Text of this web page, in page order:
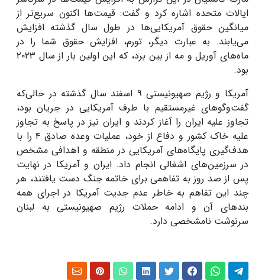
ایالات متحده اشاره کرد و گفت: قیمت‌ها اکنون سریع‌تر از
میانگین حقوق آمریکایی‌ها در طول سال گذشته افزایش
می‌یابند. به عبارت دیگر، تورم، افزایش حقوق شما را در
ماه‌های آوریل و مه از بین برد، که این اولین بار از سال ۲۰۲۳
بود.
آمریکا و رژیم صهیونیستی ۹ اسفند سال گذشته در حالی‌که
گفت‌وگوهای غیرمستقیم با طرف آمریکایی در جریان بود،
تجاوز علیه ایران را آغاز کردند و ایران نیز در پاسخ به تجاوز
علیه خاک کشور و دفاع از خود، عملیات وعده صادق ۴ را با
هدف‌گیری پایگاه‌های آمریکایی در منطقه و اهدافی مشخص
در سرزمین‌های اشغالی انجام داد. ایران و آمریکا در نهایت
پس از صد روز به تفاهمی برای خاتمه جنگ دست یافتند، هر
چند این تفاهم به خاطر عدم جدیت آمریکا در اجرای همه
بندهای آن و ادامه حملات رژیم صهیونیستی به لبنان
سرنوشت نامشخصی دارد.